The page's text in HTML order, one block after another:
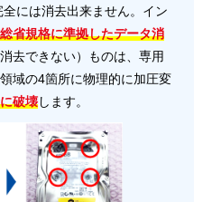
には消去出来ません。イン
省規格に準拠したデータ消
去できない）ものは、専用
域の4箇所に物理的に加圧変
破壊します。